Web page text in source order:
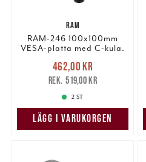
RAM
RAM-246 100x100mm
VESA-platta med C-kula.
Nuvarande pris
462,00 krTidigare pris
519,00 kr
462,00 kr
519,00 kr
2 ST
LÄGG I VARUKORGEN